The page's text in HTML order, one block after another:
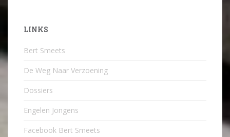
LINKS
Bert Smeets
De Weg Naar Verzoening
Dossiers
Engelen Jongens
Facebook Bert Smeets